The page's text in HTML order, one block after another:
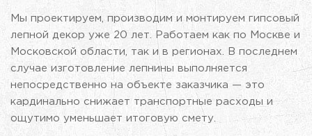
Мы проектируем, производим и монтируем гипсовый
лепной декор уже 20 лет. Работаем как по Москве и
Московской области, так и в регионах. В последнем
случае изготовление лепнины выполняется
непосредственно на объекте заказчика — это
кардинально снижает транспортные расходы и
ощутимо уменьшает итоговую смету.